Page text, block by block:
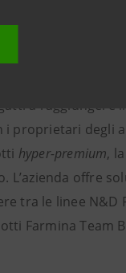
e
di consulenza
a raggiungere
proprietari degli
hyper-premium,
offre
tra le linee N&D
Farmina Team